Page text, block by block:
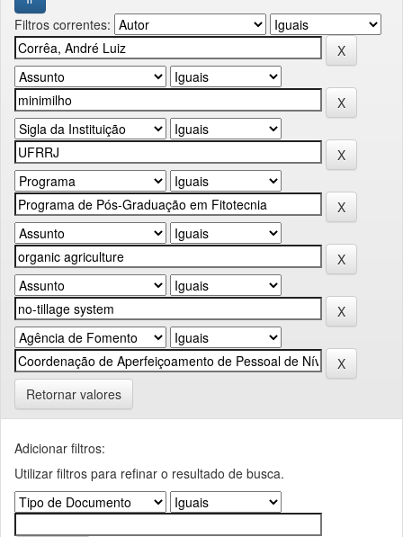
Filtros correntes:
Retornar valores
Adicionar filtros:
Utilizar filtros para refinar o resultado de busca.